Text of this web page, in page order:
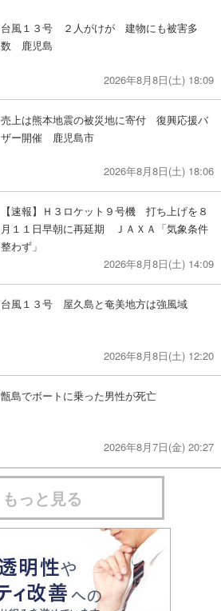
台風１３号 ２人がけが 建物にも被害多
数 鹿児島
2026年8月8日(土) 18:09
売上は熊本地震の被災地に寄付 復興応援バ
ザー開催 鹿児島市
2026年8月8日(土) 18:06
【速報】Ｈ３ロケット９号機 打ち上げを８
月１１日早朝に再延期 ＪＡＸＡ「気象条件
整わず」
2026年8月8日(土) 14:09
台風１３号 屋久島と奄美地方は強風域
2026年8月8日(土) 12:20
甑島でボートに乗った男性が死亡
2026年8月7日(金) 20:27
もっと見る